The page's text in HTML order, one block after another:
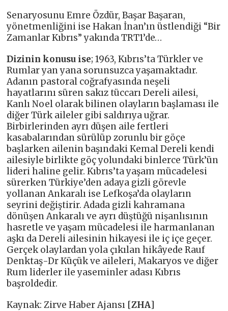
Senaryosunu Emre Özdür, Başar Başaran,
yönetmenliğini ise Hakan İnan’ın üstlendiği “Bir
Zamanlar Kıbrıs” yakında TRT1’de…
Dizinin konusu ise; 1963, Kıbrıs’ta Türkler ve
Rumlar yan yana sorunsuzca yaşamaktadır.
Adanın pastoral coğrafyasında neşeli
hayatlarını süren sakız tüccarı Dereli ailesi,
Kanlı Noel olarak bilinen olayların başlaması ile
diğer Türk aileler gibi saldırıya uğrar.
Birbirlerinden ayrı düşen aile fertleri
kasabalarından sürülüp zorunlu bir göçe
başlarken ailenin başındaki Kemal Dereli kendi
ailesiyle birlikte göç yolundaki binlerce Türk’ün
lideri haline gelir. Kıbrıs’ta yaşam mücadelesi
sürerken Türkiye’den adaya gizli görevle
yollanan Ankaralı ise Lefkoşa’da olayların
seyrini değiştirir. Adada gizli kahramana
dönüşen Ankaralı ve ayrı düştüğü nişanlısının
hasretle ve yaşam mücadelesi ile harmanlanan
aşkı da Dereli ailesinin hikayesi ile iç içe geçer.
Gerçek olaylardan yola çıkılan hikâyede Rauf
Denktaş-Dr Küçük ve aileleri, Makaryos ve diğer
Rum liderler ile yaseminler adası Kıbrıs
başroldedir.
Kaynak: Zirve Haber Ajansı [ZHA]